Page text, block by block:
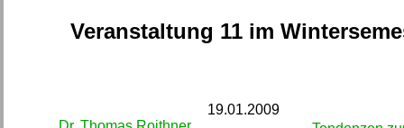
Veranstaltung 11 im
19.01.2009